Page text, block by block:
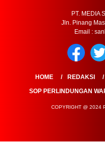
PT. MEDIA
Jln. Pinang
Email :
HOME REDAKSI
SOP PERLINDUNGAN
COPYRIGHT @ 2024